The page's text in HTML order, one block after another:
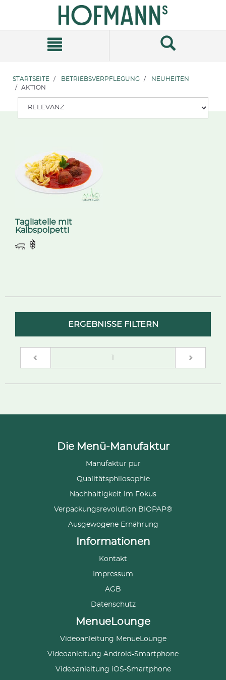
Navigationsmenü
STARTSEITE BETRIEBSVERPFLEGUNG
NEUHEITEN
AKTION
Tagliatelle mit
Kalbspolpetti
ERGEBNISSE FILTERN
1
Die Menü-Manufaktur
Manufaktur pur
Qualitätsphilosophie
Nachhaltigkeit im Fokus
Verpackungsrevolution BIOPAP®
Ausgewogene Ernährung
Informationen
Kontakt
Impressum
AGB
Datenschutz
MenueLounge
Videoanleitung MenueLounge
Videoanleitung Android-Smartphone
Videoanleitung iOS-Smartphone